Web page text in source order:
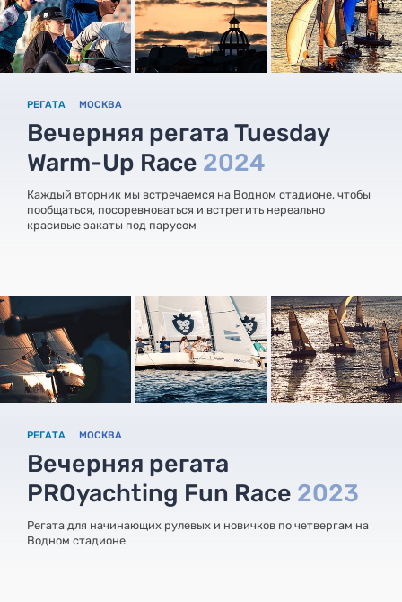
РЕГАТА МОСКВА
Вечерняя регата Tuesday
Warm-Up Race 2024
Каждый вторник мы встречаемся на Водном стадионе, чтобы
пообщаться, посоревноваться и встретить нереально
красивые закаты под парусом
РЕГАТА МОСКВА
Вечерняя регата
PROyachting Fun Race 2023
Регата для начинающих рулевых и новичков по четвергам на
Водном стадионе